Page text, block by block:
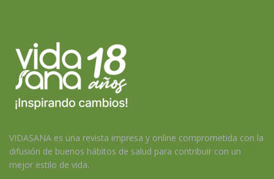
VIDASANA es una revista impresa y online comprometida con la
difusión de buenos hábitos de salud para contribuir con un
mejor estilo de vida.